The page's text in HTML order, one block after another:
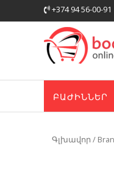
to
+374 94 56-00-91
ԲԱԺԻՆՆԵՐ
Գլխավոր /